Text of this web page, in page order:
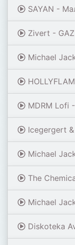
SAYAN -
Zivert - GAZ
Michael
MDRM Lofi
Icegergert
Michael
The
Michael
Diskoteka Avariya